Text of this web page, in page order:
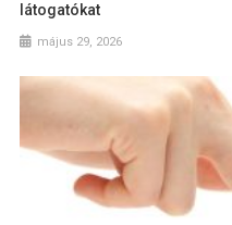
látogatókat
május 29, 2026